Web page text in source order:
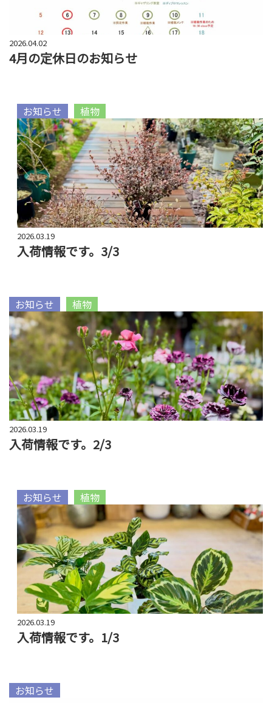
2026.04.02
4月の定休日のお知らせ
お知らせ 植物
2026.03.19
入荷情報です。3/3
お知らせ 植物
2026.03.19
入荷情報です。2/3
お知らせ 植物
2026.03.19
入荷情報です。1/3
お知らせ